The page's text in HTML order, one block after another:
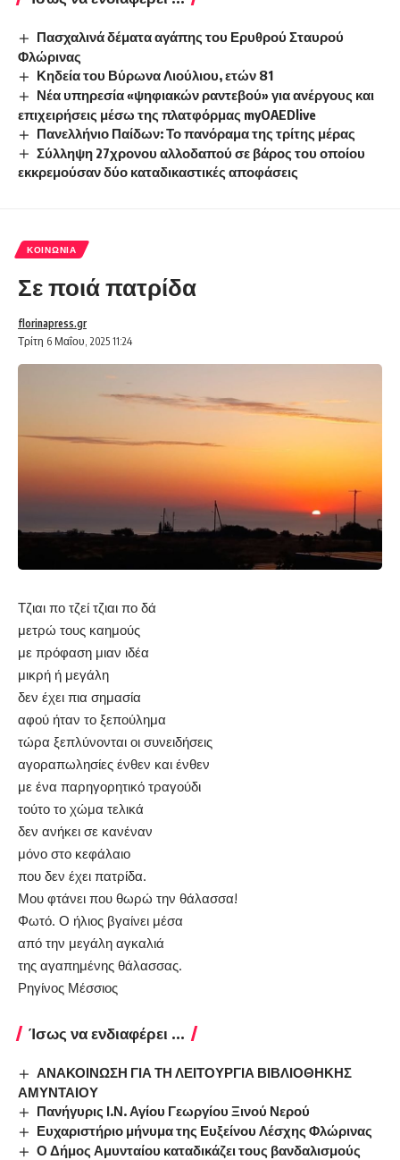
Πασχαλινά δέματα αγάπης του Ερυθρού Σταυρού
Φλώρινας
Κηδεία του Βύρωνα Λιούλιου, ετών 81
Νέα υπηρεσία «ψηφιακών ραντεβού» για ανέργους και
επιχειρήσεις μέσω της πλατφόρμας myOAEDlive
Πανελλήνιο Παίδων: Το πανόραμα της τρίτης μέρας
Σύλληψη 27χρονου αλλοδαπού σε βάρος του οποίου
εκκρεμούσαν δύο καταδικαστικές αποφάσεις
ΚΟΙΝΩΝΊΑ
Σε ποιά πατρίδα
Τρίτη 6 Μαΐου, 2025 11:24
florinapress.gr
Τζιαι πο τζεί τζιαι πο δά
μετρώ τους καημούς
με πρόφαση μιαν ιδέα
μικρή ή μεγάλη
δεν έχει πια σημασία
αφού ήταν το ξεπούλημα
τώρα ξεπλύνονται οι συνειδήσεις
αγοραπωλησίες ένθεν και ένθεν
με ένα παρηγορητικό τραγούδι
τούτο το χώμα τελικά
δεν ανήκει σε κανέναν
μόνο στο κεφάλαιο
που δεν έχει πατρίδα.
Μου φτάνει που θωρώ την θάλασσα!
Φωτό. Ο ήλιος βγαίνει μέσα
από την μεγάλη αγκαλιά
της αγαπημένης θάλασσας.
Ρηγίνος Μέσσιος
Ίσως να ενδιαφέρει ...
ΑΝΑΚΟΙΝΩΣΗ ΓΙΑ ΤΗ ΛΕΙΤΟΥΡΓΙΑ ΒΙΒΛΙΟΘΗΚΗΣ
ΑΜΥΝΤΑΙΟΥ
Πανήγυρις Ι.Ν. Αγίου Γεωργίου Ξινού Νερού
Ευχαριστήριο μήνυμα της Ευξείνου Λέσχης Φλώρινας
Ο Δήμος Αμυνταίου καταδικάζει τους βανδαλισμούς